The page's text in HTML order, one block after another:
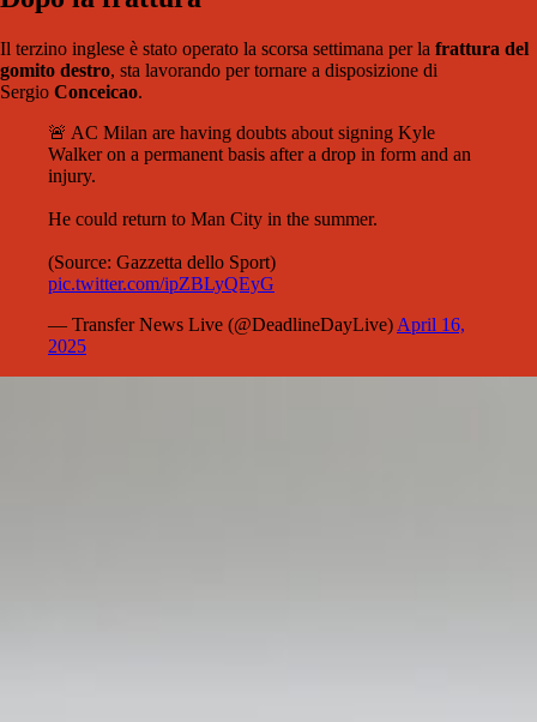
Il terzino inglese è stato operato la scorsa settimana per la frattura del
gomito destro, sta lavorando per tornare a disposizione di
Sergio Conceicao.
🚨 AC Milan are having doubts about signing Kyle
Walker on a permanent basis after a drop in form and an
injury.
He could return to Man City in the summer.
(Source: Gazzetta dello Sport)
pic.twitter.com/ipZBLyQEyG
— Transfer News Live (@DeadlineDayLive) April 16,
2025